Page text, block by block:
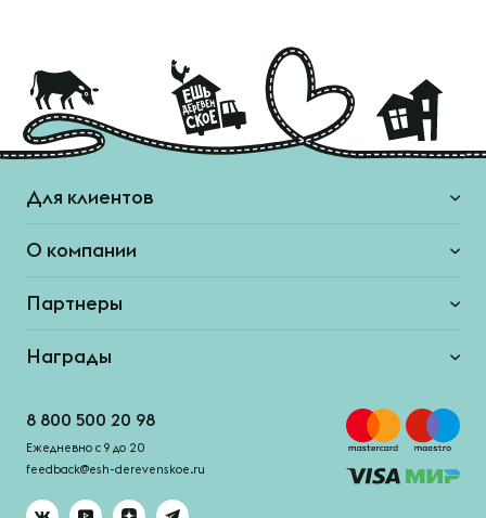
Для клиентов
О компании
Партнеры
Награды
8 800 500 20 98
Ежедневно с 9 до 20
feedback@esh-derevenskoe.ru